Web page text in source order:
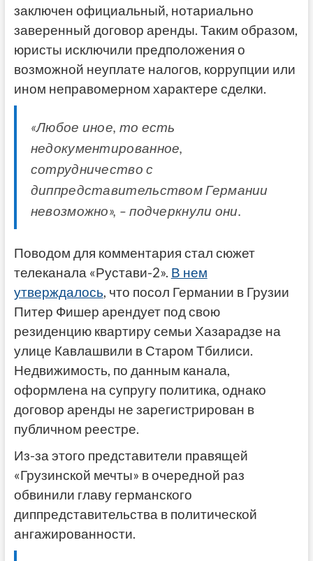
заключен официальный, нотариально
заверенный договор аренды. Таким образом,
юристы исключили предположения о
возможной неуплате налогов, коррупции или
ином неправомерном характере сделки.
«Любое иное, то есть
недокументированное,
сотрудничество с
диппредставительством Германии
невозможно», – подчеркнули они.
Поводом для комментария стал сюжет
телеканала «Рустави-2». В нем
утверждалось, что посол Германии в Грузии
Питер Фишер арендует под свою
резиденцию квартиру семьи Хазарадзе на
улице Кавлашвили в Старом Тбилиси.
Недвижимость, по данным канала,
оформлена на супругу политика, однако
договор аренды не зарегистрирован в
публичном реестре.
Из-за этого представители правящей
«Грузинской мечты» в очередной раз
обвинили главу германского
диппредставительства в политической
ангажированности.